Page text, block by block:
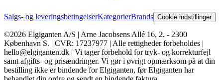
Salgs- og leveringsbetingelserKategorierBrands Cookie indstillinger
©2026 Elgiganten A/S | Arne Jacobsens Allé 16, 2. - 2300
København S. | CVR: 17237977 | Alle rettigheder forbeholdes |
hello@elgiganten.dk | Vi tager forbehold for tryk- og korrekturfejl
samt afgifts- og prisændringer. Vi gør i øvrigt opmærksom på at din
bestilling ikke er bindende for Elgiganten, før Elgiganten har